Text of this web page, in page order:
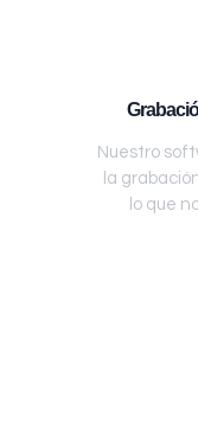
Nuestro
la
lo que